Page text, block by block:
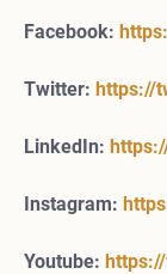
Facebook:
Twitter: https://
LinkedIn:
Instagram:
Youtube: